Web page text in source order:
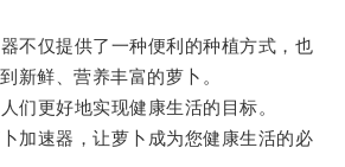
仅提供了一种便利的种植方式，也
新鲜、营养丰富的萝卜。
更好地实现健康生活的目标。
速器，让萝卜成为您健康生活的必